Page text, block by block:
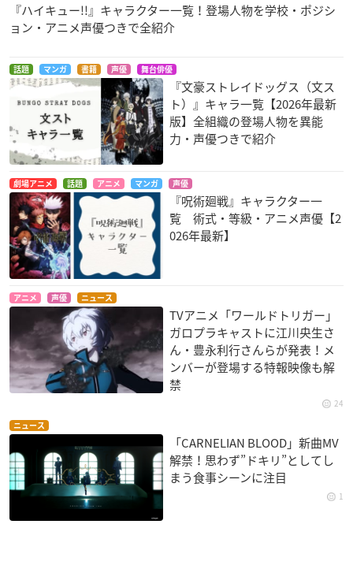
『ハイキュー!!』キャラクター一覧！登場人物を学校・ポジシ
ョン・アニメ声優つきで全紹介
話題 マンガ 書籍 声優 舞台俳優
『文豪ストレイドッグス（文ス
ト）』キャラ一覧【2026年最新
版】全組織の登場人物を異能
力・声優つきで紹介
劇場アニメ 話題 アニメ マンガ 声優
『呪術廻戦』キャラクター一
覧 術式・等級・アニメ声優【2
026年最新】
アニメ 声優 ニュース
TVアニメ「ワールドトリガー」
ガロプラキャストに江川央生さ
ん・豊永利行さんらが発表！メ
ンバーが登場する特報映像も解
禁
24
ニュース
「CARNELIAN BLOOD」新曲MV
解禁！思わず”ドキリ”としてし
まう食事シーンに注目
1